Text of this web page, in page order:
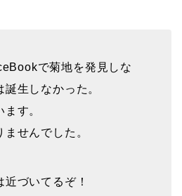
で菊地を発見しな
生しなかった。
す。
せんでした。
づいてるぞ！